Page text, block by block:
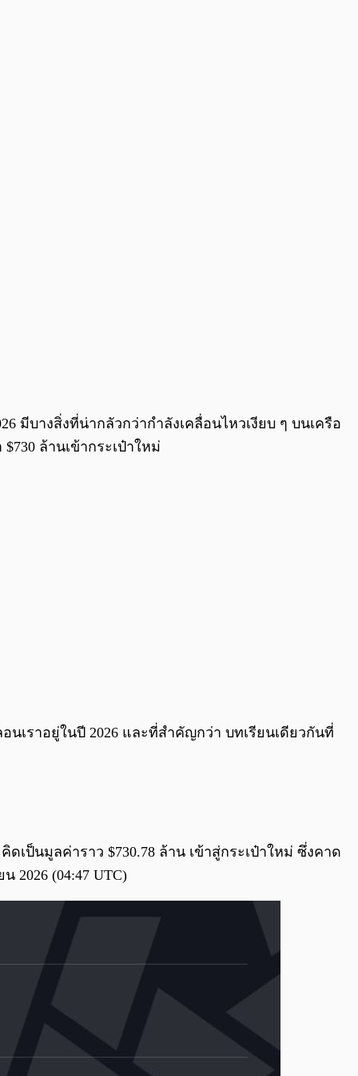
มีบางสิ่งที่น่ากลัวกว่ากำลังเคลื่อนไหวเงียบ ๆ บนเครือ
ล้านเข้ากระเป๋าใหม่
เราอยู่ในปี 2026 และที่สำคัญกว่า บทเรียนเดียวกันที่
ดเป็นมูลค่าราว $730.78 ล้าน เข้าสู่กระเป๋าใหม่ ซึ่งคาด
2026 (04:47 UTC)